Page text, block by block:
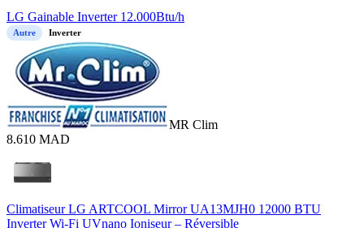
LG Gainable Inverter 12.000Btu/h
Autre Inverter
MR Clim
8.610 MAD
Climatiseur LG ARTCOOL Mirror UA13MJH0 12000 BTU
Inverter Wi-Fi UVnano Ioniseur – Réversible